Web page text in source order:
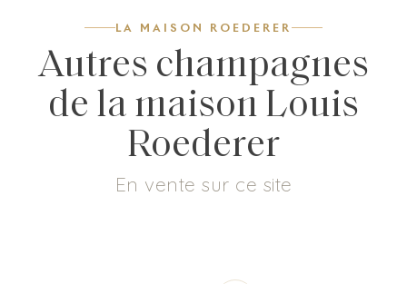
LA MAISON ROEDERER
Autres champagnes
de la maison Louis
Roederer
En vente sur ce site